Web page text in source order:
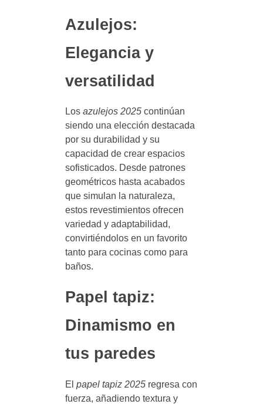
Azulejos:
Elegancia y
versatilidad
Los azulejos 2025continúan
siendo una elección destacada
por su durabilidad y su
capacidad de crear espacios
sofisticados. Desde patrones
geométricos hasta acabados
que simulan la naturaleza,
estos revestimientos ofrecen
variedad y adaptabilidad,
convirtiéndolos en un favorito
tanto para cocinas como para
baños.
Papel tapiz:
Dinamismo en
tus paredes
El papel tapiz 2025regresa con
fuerza, añadiendo textura y